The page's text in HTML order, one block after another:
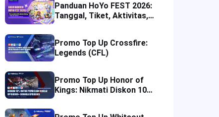
Panduan HoYo FEST 2026:
Tanggal, Tiket, Aktivitas,
Promo Top Up Crossfire:
Legends (CFL)
Promo Top Up Honor of
Kings: Nikmati Diskon 10%